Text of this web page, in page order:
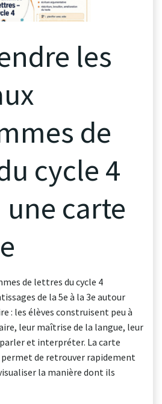
les
de
cycle 4
une carte
de lettres du cycle 4
de la 5e à la 3e autour
: les élèves construisent peu à
leur maîtrise de la langue, leur
et interpréter. La carte
permet de retrouver rapidement
la manière dont ils